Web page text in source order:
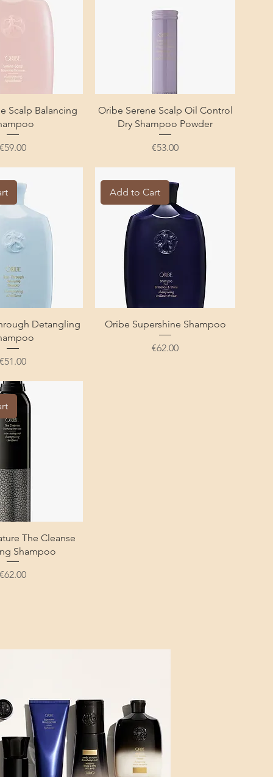
Scalp Balancing
€59.00
Oribe Serene Scalp Oil Control
Dry Shampoo Powder
Price
€53.00
Detangling
€51.00
Add to Cart
Oribe Supershine Shampoo
Price
€62.00
The Cleanse
Shampoo
€62.00